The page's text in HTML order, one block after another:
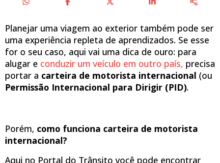
Planejar uma viagem ao exterior também pode ser
uma experiência repleta de aprendizados. Se esse
for o seu caso, aqui vai uma dica de ouro: para
alugar e conduzir um veículo em outro país, precisa
portar a carteira de motorista internacional (ou
Permissão Internacional para Dirigir (PID).
Porém, como funciona carteira de motorista
internacional?
Aqui no Portal do Trânsito você pode encontrar